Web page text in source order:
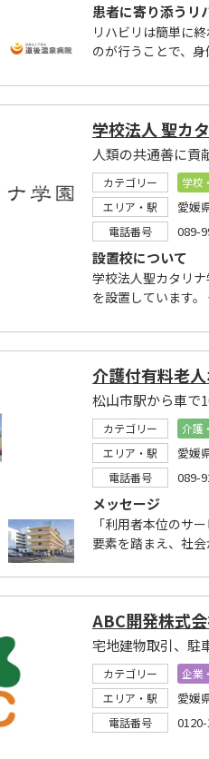
患者に寄り添うリ
リハビリは簡単に
のが行うことで、
学校法人 聖カ
人類の共通善に貢
カテゴリー 学校
エリア・駅
愛媛
電話番号 089-
設置校について
学校法人聖カタリ
を設置しています
介護付有料老
松山市駅から車で
カテゴリー 介護
エリア・駅
愛媛
電話番号 089-
メッセージ
「利用者本位のサ
要素を踏まえ、社
ABC開発株式
宅地建物取引、駐
カテゴリー 企業
エリア・駅
愛媛
電話番号